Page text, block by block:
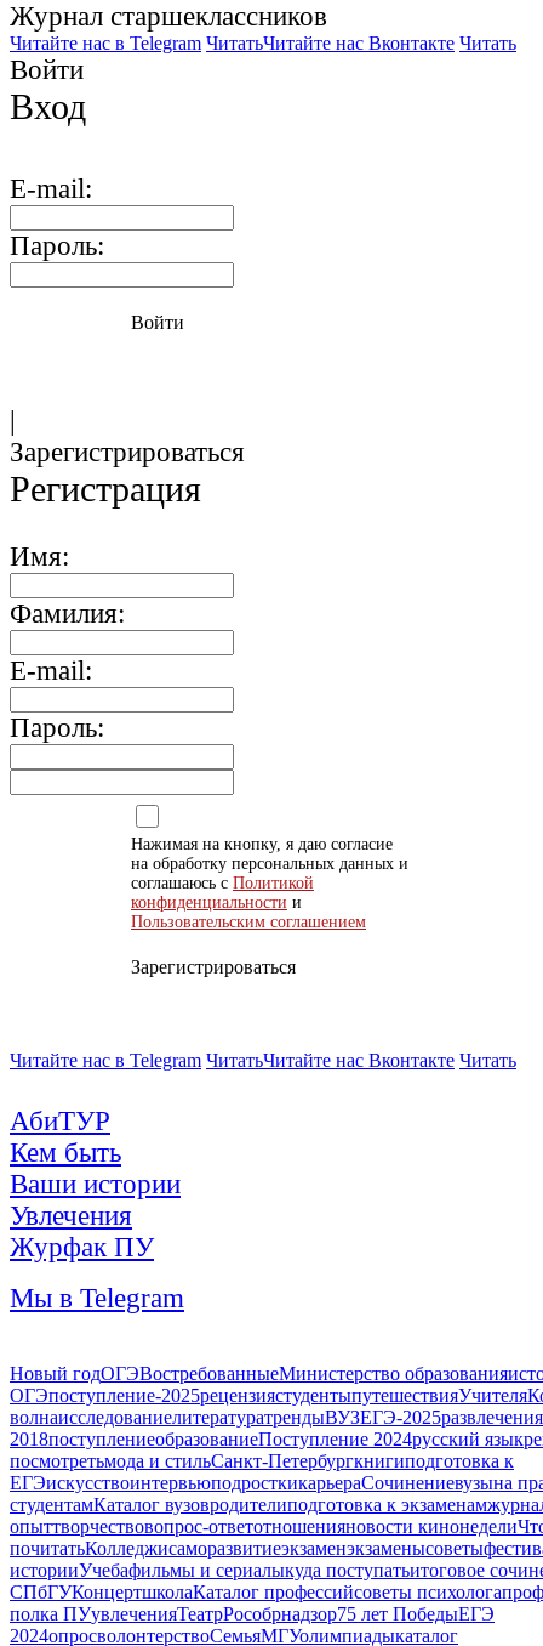
Журнал старшекласcников
Читайте нас в Telegram ЧитатьЧитайте нас Вконтакте Читать
Войти
Вход
E-mail:
Пароль:
Войти
|
Зарегистрироваться
Регистрация
Имя:
Фамилия:
E-mail:
Пароль:
Нажимая на кнопку, я даю согласие
на обработку персональных данных и
соглашаюсь с Политикой
конфиденциальности и
Пользовательским соглашением
Зарегистрироваться
Читайте нас в Telegram ЧитатьЧитайте нас Вконтакте Читать
АбиТУР
Кем быть
Ваши истории
Увлечения
Журфак ПУ
Мы в Telegram
Новый годОГЭВостребованныеМинистерство образования
ОГЭпоступление-2025рецензиястудентыпутешествияУчителя
волнаисследованиелитературатрендыВУЗЕГЭ-2025развлечения
2018поступлениеобразованиеПоступление 2024русский язык
посмотретьмода и стильСанкт-Петербургкнигиподготовка к
ЕГЭискусствоинтервьюподросткикарьераСочинениевузына
студентамКаталог вузовродителиподготовка к экзаменам
опыттворчествовопрос-ответотношенияновости кинонедели
почитатьКолледжисаморазвитиеэкзаменэкзаменысоветы
историиУчебафильмы и сериалыкуда поступатьитоговое
СПбГУКонцертшколаКаталог профессийсоветы психолога
полка ПУувлеченияТеатрРособрнадзор75 лет ПобедыЕГЭ
2024опросволонтерствоСемьяМГУолимпиадыкаталог